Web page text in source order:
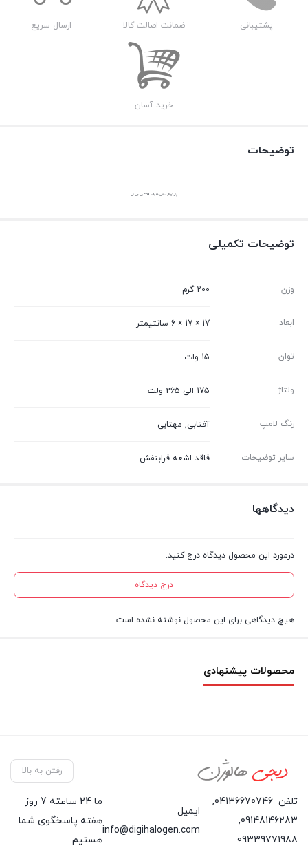
پشتیبانی ضمانت اصالت کالا ارسال سریع
خرید آسان
توضیحات
پنل توکار سقفی 15 وات COB پی جی تی
توضیحات تکمیلی
وزن 200 گرم
ابعاد 17 × 17 × 6 سانتیمتر
توان 15 وات
ولتاژ 175 الی 265 ولت
رنگ لامپ آفتابی, مهتابی
سایر توضیحات فاقد اشعه فرابنفش
دیدگاهها
درمورد این محصول دیدگاه درج کنید.
درج دیدگاه
هیچ دیدگاهی برای این محصول نوشته نشده است.
محصولات پیشنهادی
رفتن به بالا
تلفن 04136670746
,
09148146283
,
09339771988
ایمیل
info@digihalogen.com
ما 24 ساعته 7 روز
هفته پاسخگوی شما
هستیم